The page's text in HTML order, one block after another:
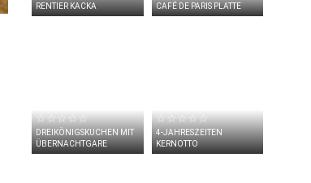
RENTIER KACKA
CAFÉ DE PARIS PLATTE
☆☆☆☆☆
DREIKÖNIGSKUCHEN MIT
ÜBERNACHTGARE
☆☆☆☆☆
4-JAHRESZEITEN
KERNOTTO